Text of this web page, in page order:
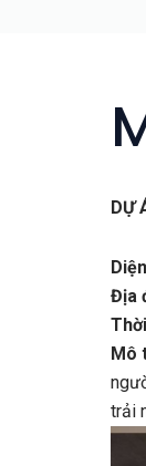
DỰ
Địa
Mô
trải